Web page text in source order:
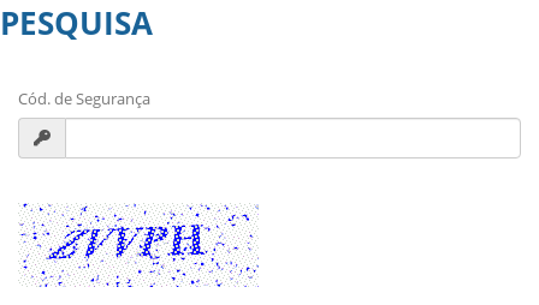
PESQUISA
Cód. de Segurança